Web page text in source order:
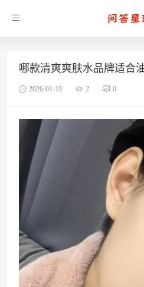
哪款清爽爽肤水品牌适合
2026-01-19 2 0